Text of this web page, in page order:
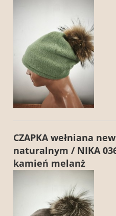
CZAPKA wełniana
naturalnym / NIKA
kamień melanż